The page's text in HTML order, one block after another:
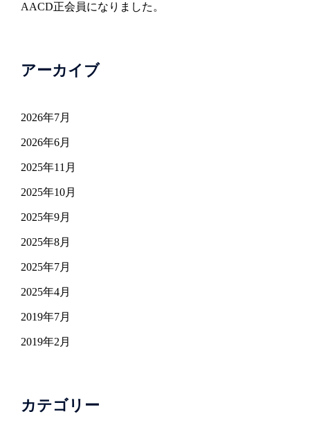
AACD正会員になりました。
アーカイブ
2026年7月
2026年6月
2025年11月
2025年10月
2025年9月
2025年8月
2025年7月
2025年4月
2019年7月
2019年2月
カテゴリー